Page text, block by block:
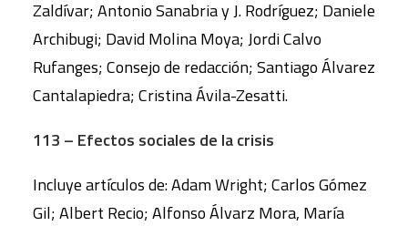
Zaldívar; Antonio Sanabria y J. Rodríguez; Daniele
Archibugi; David Molina Moya; Jordi Calvo
Rufanges; Consejo de redacción; Santiago Álvarez
Cantalapiedra; Cristina Ávila-Zesatti.
113 – Efectos sociales de la crisis
Incluye artículos de: Adam Wright; Carlos Gómez
Gil; Albert Recio; Alfonso Álvarz Mora, María